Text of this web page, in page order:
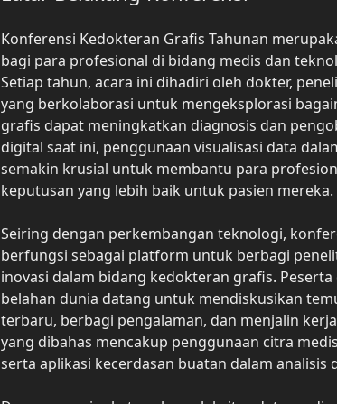
Konferensi Kedokteran Grafis Tahunan
bagi para profesional di bidang medis dan
Setiap tahun, acara ini dihadiri oleh dokter,
yang berkolaborasi untuk mengeksplorasi
grafis dapat meningkatkan diagnosis dan
digital saat ini, penggunaan visualisasi data
semakin krusial untuk membantu para
keputusan yang lebih baik untuk pasien mereka.
Seiring dengan perkembangan teknologi,
berfungsi sebagai platform untuk berbagi
inovasi dalam bidang kedokteran grafis.
belahan dunia datang untuk mendiskusikan
terbaru, berbagi pengalaman, dan menjalin
yang dibahas mencakup penggunaan citra
serta aplikasi kecerdasan buatan dalam analisis